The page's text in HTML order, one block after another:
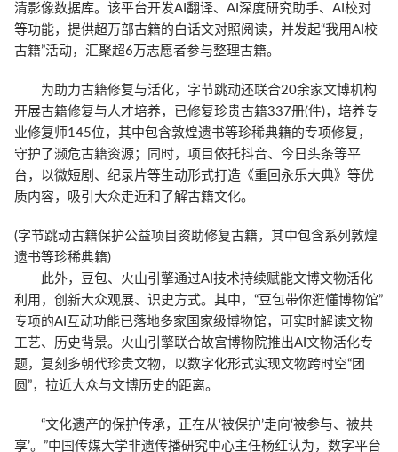
清影像数据库。该平台开发AI翻译、AI深度研究助手、AI校对
等功能，提供超万部古籍的白话文对照阅读，并发起“我用AI校
古籍”活动，汇聚超6万志愿者参与整理古籍。
为助力古籍修复与活化，字节跳动还联合20余家文博机构
开展古籍修复与人才培养，已修复珍贵古籍337册(件)，培养专
业修复师145位，其中包含敦煌遗书等珍稀典籍的专项修复，
守护了濒危古籍资源；同时，项目依托抖音、今日头条等平
台，以微短剧、纪录片等生动形式打造《重回永乐大典》等优
质内容，吸引大众走近和了解古籍文化。
(字节跳动古籍保护公益项目资助修复古籍，其中包含系列敦煌
遗书等珍稀典籍)
此外，豆包、火山引擎通过AI技术持续赋能文博文物活化
利用，创新大众观展、识史方式。其中，“豆包带你逛懂博物馆”
专项的AI互动功能已落地多家国家级博物馆，可实时解读文物
工艺、历史背景。火山引擎联合故宫博物院推出AI文物活化专
题，复刻多朝代珍贵文物，以数字化形式实现文物跨时空“团
圆”，拉近大众与文博历史的距离。
“文化遗产的保护传承，正在从‘被保护’走向‘被参与、被共
享’。”中国传媒大学非遗传播研究中心主任杨红认为，数字平台